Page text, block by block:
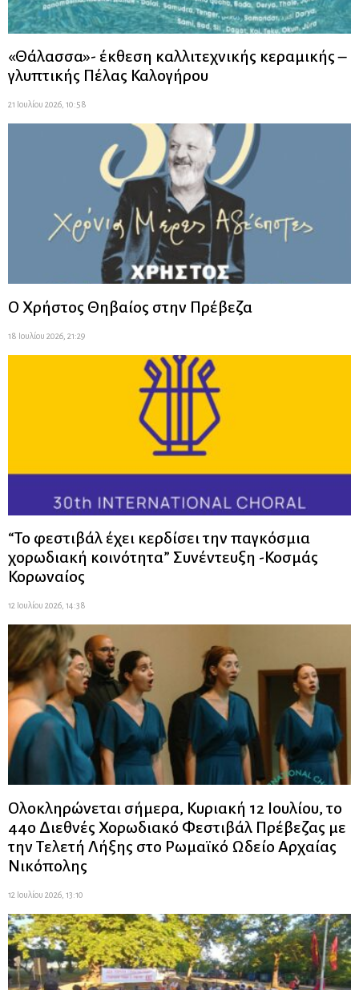
«Θάλασσα»- έκθεση καλλιτεχνικής κεραμικής –
γλυπτικής Πέλας Καλογήρου
21 Ιουλίου 2026, 10:58
Ο Χρήστος Θηβαίος στην Πρέβεζα
18 Ιουλίου 2026, 21:29
“Το φεστιβάλ έχει κερδίσει την παγκόσμια
χορωδιακή κοινότητα” Συνέντευξη -Κοσμάς
Κορωναίος
12 Ιουλίου 2026, 14:38
Ολοκληρώνεται σήμερα, Κυριακή 12 Ιουλίου, το
44ο Διεθνές Χορωδιακό Φεστιβάλ Πρέβεζας με
την Τελετή Λήξης στο Ρωμαϊκό Ωδείο Αρχαίας
Νικόπολης
12 Ιουλίου 2026, 13:10